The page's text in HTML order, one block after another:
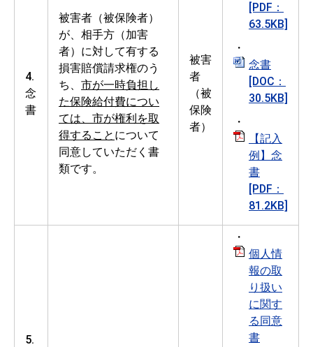
4.
念
書
被害者（被保険者）
が、相手方（加害
者）に対して有する
損害賠償請求権のう
ち、 市が一時負担し
た保険給付費につい
ては、市が権利を取
得すること について
同意していただく書
類です。
被害
者
（被
保険
者）
[PDF：
63.5KB]
・
念書
[DOC：
30.5KB]
・
【記入
例】念
書
[PDF：
81.2KB]
5.
・
個人情
報の取
り扱い
に関す
る同意
書